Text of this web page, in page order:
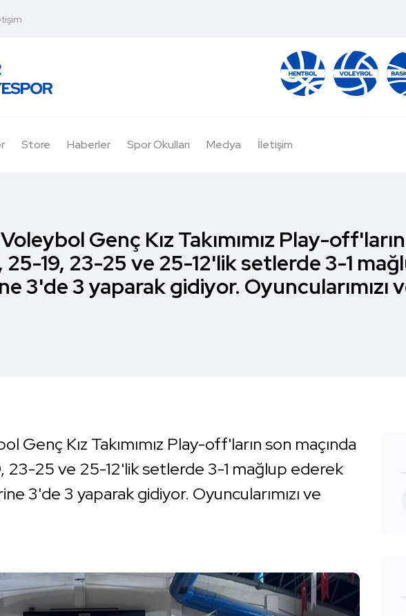
Store Haberler Spor Okulları Medya İletişim
Genç Kız Takımımız Play-
19, 23-25 ve 25-12'lik setlerde 3-1
3'de 3 yaparak gidiyor. Oyuncularımızı
Kız Takımımız Play-off'ların son maçında
23-25 ve 25-12'lik setlerde 3-1 mağlup ederek
3'de 3 yaparak gidiyor. Oyuncularımızı ve